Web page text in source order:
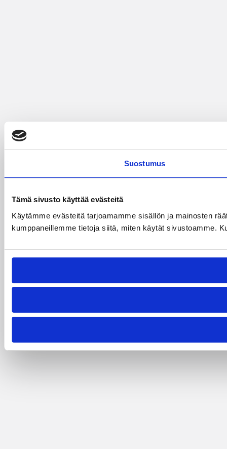
Suostumus
Tämä sivusto käyttää evästeitä
Käytämme evästeitä tarjoamamme sisällön ja mainosten
kumppaneillemme tietoja siitä, miten käytät sivustoamme.